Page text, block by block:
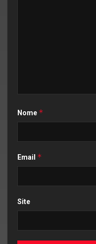
Nome *
Email *
Site